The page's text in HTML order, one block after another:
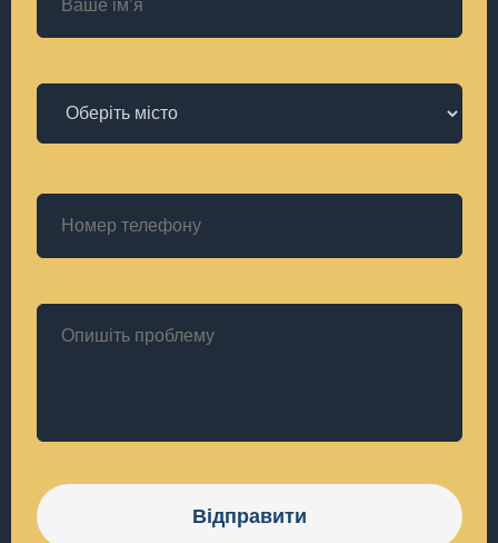
Відправити